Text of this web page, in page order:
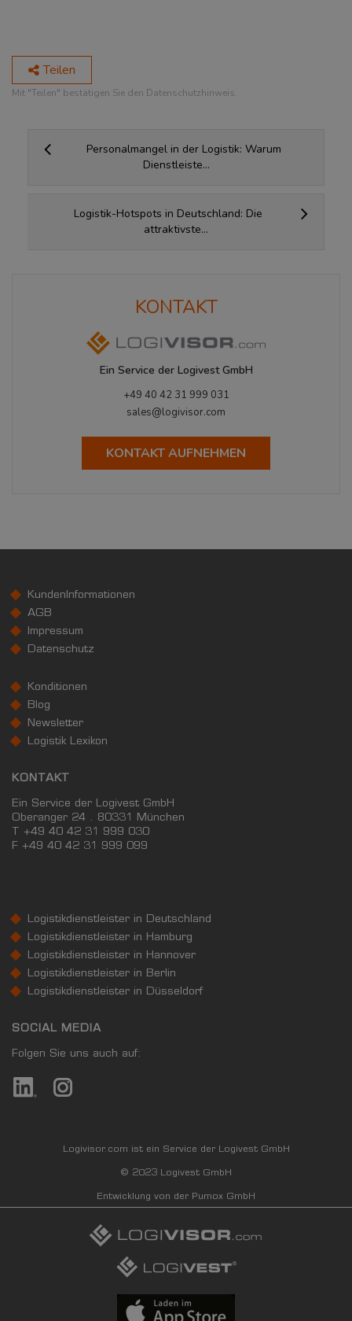
Teilen
Mit "Teilen" bestätigen Sie den Datenschutzhinweis.
Personalmangel in der Logistik: Warum
Dienstleiste...
Logistik-Hotspots in Deutschland: Die
attraktivste...
KONTAKT
Ein Service der Logivest GmbH
+49 40 42 31 999 031
sales@logivisor.com
KONTAKT AUFNEHMEN
KundenInformationen
AGB
Impressum
Datenschutz
Konditionen
Blog
Newsletter
Logistik Lexikon
KONTAKT
Ein Service der Logivest GmbH
Oberanger 24 . 80331 München
T +49 40 42 31 999 030
F +49 40 42 31 999 099
Logistikdienstleister in Deutschland
Logistikdienstleister in Hamburg
Logistikdienstleister in Hannover
Logistikdienstleister in Berlin
Logistikdienstleister in Düsseldorf
SOCIAL MEDIA
Folgen Sie uns auch auf:
Logivisor.com ist ein Service der Logivest GmbH
© 2023 Logivest GmbH
Entwicklung von der Pumox GmbH